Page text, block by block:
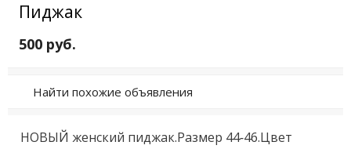
Пиджак
500 руб.
Найти похожие объявления
НОВЫЙ женский пиджак.Размер 44-46.Цвет